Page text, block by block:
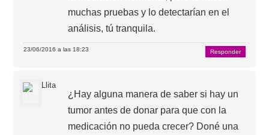
muchas pruebas y lo detectarían en el
análisis, tú tranquila.
23/06/2016 a las 18:23 Responder
Llita
¿Hay alguna manera de saber si hay un
tumor antes de donar para que con la
medicación no pueda crecer? Doné una